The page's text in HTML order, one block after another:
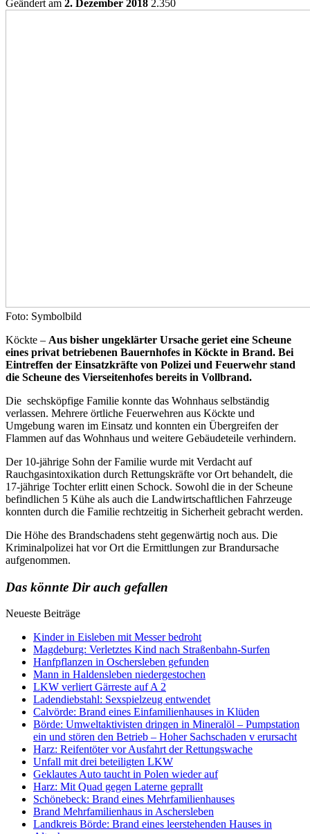
Geändert am 2. Dezember 2018 2.350
Foto: Symbolbild
Köckte – Aus bisher ungeklärter Ursache geriet eine Scheune
eines privat betriebenen Bauernhofes in Köckte in Brand. Bei
Eintreffen der Einsatzkräfte von Polizei und Feuerwehr stand
die Scheune des Vierseitenhofes bereits in Vollbrand.
Die sechsköpfige Familie konnte das Wohnhaus selbständig
verlassen. Mehrere örtliche Feuerwehren aus Köckte und
Umgebung waren im Einsatz und konnten ein Übergreifen der
Flammen auf das Wohnhaus und weitere Gebäudeteile verhindern.
Der 10-jährige Sohn der Familie wurde mit Verdacht auf
Rauchgasintoxikation durch Rettungskräfte vor Ort behandelt, die
17-jährige Tochter erlitt einen Schock. Sowohl die in der Scheune
befindlichen 5 Kühe als auch die Landwirtschaftlichen Fahrzeuge
konnten durch die Familie rechtzeitig in Sicherheit gebracht werden.
Die Höhe des Brandschadens steht gegenwärtig noch aus. Die
Kriminalpolizei hat vor Ort die Ermittlungen zur Brandursache
aufgenommen.
Das könnte Dir auch gefallen
Neueste Beiträge
Kinder in Eisleben mit Messer bedroht
Magdeburg: Verletztes Kind nach Straßenbahn-Surfen
Hanfpflanzen in Oschersleben gefunden
Mann in Haldensleben niedergestochen
LKW verliert Gärreste auf A 2
Ladendiebstahl: Sexspielzeug entwendet
Calvörde: Brand eines Einfamilienhauses in Klüden
Börde: Umweltaktivisten dringen in Mineralöl – Pumpstation
ein und stören den Betrieb – Hoher Sachschaden v erursacht
Harz: Reifentöter vor Ausfahrt der Rettungswache
Unfall mit drei beteiligten LKW
Geklautes Auto taucht in Polen wieder auf
Harz: Mit Quad gegen Laterne geprallt
Schönebeck: Brand eines Mehrfamilienhauses
Brand Mehrfamilienhaus in Aschersleben
Landkreis Börde: Brand eines leerstehenden Hauses in